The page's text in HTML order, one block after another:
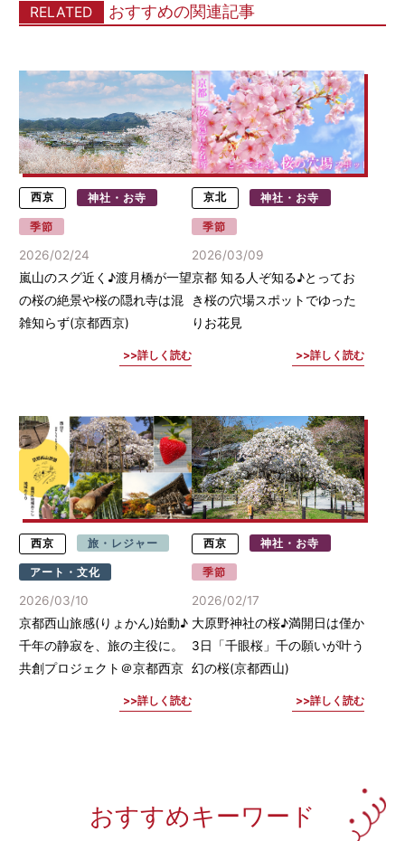
RELATED おすすめの関連記事
西京 神社・お寺
季節
2026/02/24
嵐山のスグ近く♪渡月橋が一望
の桜の絶景や桜の隠れ寺は混
雑知らず(京都西京)
詳しく読む
京北 神社・お寺
季節
2026/03/09
京都 知る人ぞ知る♪とってお
き桜の穴場スポットでゆった
りお花見
詳しく読む
西京 旅・レジャー
アート・文化
2026/03/10
京都西山旅感(りょかん)始動♪
千年の静寂を、旅の主役に。
共創プロジェクト＠京都西京
詳しく読む
西京 神社・お寺
季節
2026/02/17
大原野神社の桜♪満開日は僅か
3日「千眼桜」千の願いが叶う
幻の桜(京都西山)
詳しく読む
おすすめキーワード